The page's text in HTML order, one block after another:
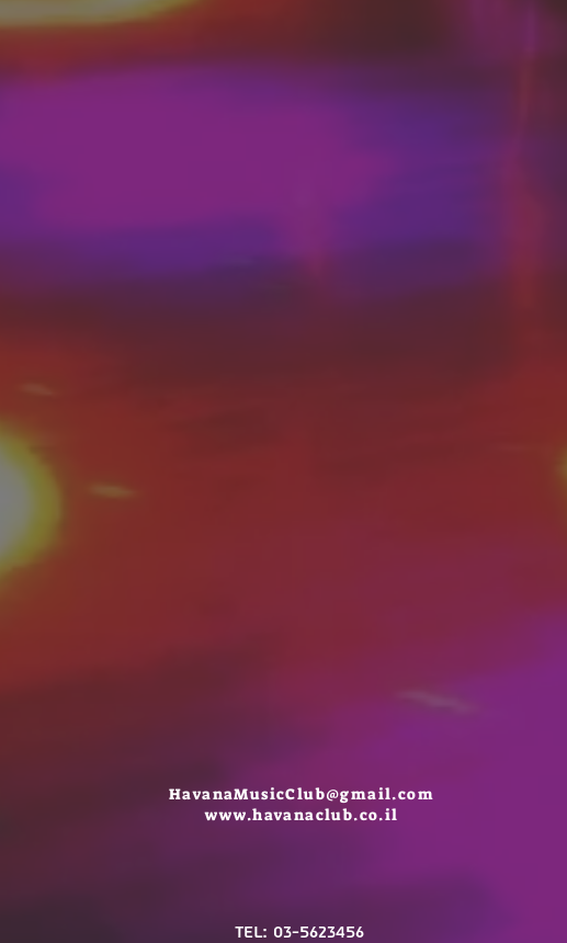
HavanaMusicClub@gmail.com
www.havanaclub.co.il
TEL: 03-5623456